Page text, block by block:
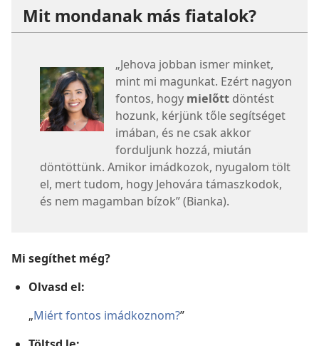
Mit mondanak más fiatalok?
„Jehova jobban ismer minket,
mint mi magunkat. Ezért nagyon
fontos, hogy mielőtt döntést
hozunk, kérjünk tőle segítséget
imában, és ne csak akkor
forduljunk hozzá, miután
döntöttünk. Amikor imádkozok, nyugalom tölt
el, mert tudom, hogy Jehovára támaszkodok,
és nem magamban bízok” (Bianka).
Mi segíthet még?
Olvasd el:
„Miért fontos imádkoznom?”